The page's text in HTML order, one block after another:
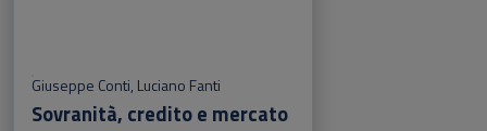
Giuseppe Conti, Luciano Fanti
Sovranità, credito e mercato